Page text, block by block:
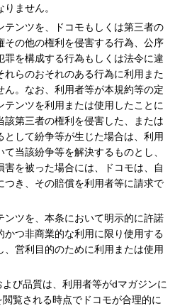
ません。
テンツを、ドコモもしくは第三者の
その他の権利を侵害する行為、公序
罪を構成する行為もしくは法令に違
れらのおそれのある行為に利用また
ん。なお、利用者等が本規約等の定
テンツを利用または使用したことに
該第三者の権利を侵害した、または
として紛争等が生じた場合は、利用
当該紛争等を解決するものとし、
害を被った場合には、ドコモは、自
つき、その賠償を利用者等に請求で
ンツを、本条において明示的に許諾
かつ非商業的な利用に限り使用する
、営利目的のために利用または使用
び品質は、利用者等がdマガジンに
覧される時点でドコモが合理的に